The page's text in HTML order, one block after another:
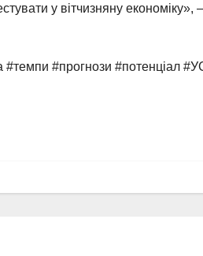
у вітчизняну економіку»,
#темпи #прогнози #потенціал